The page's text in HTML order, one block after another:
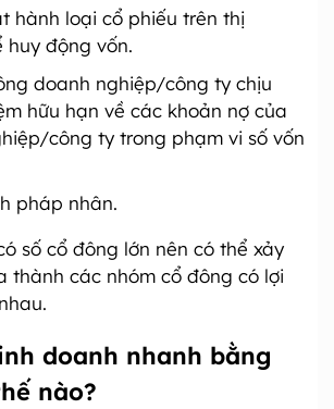
hành loại cổ phiếu trên thị
huy động vốn.
doanh nghiệp/công ty chịu
hữu hạn về các khoản nợ của
công ty trong phạm vi số vốn
pháp nhân.
số cổ đông lớn nên có thể xảy
thành các nhóm cổ đông có lợi
doanh nhanh bằng
nào?